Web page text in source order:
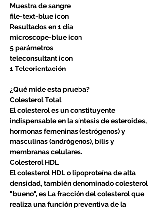
Muestra de sangre
file-text-blue icon
Resultados en 1 día
microscope-blue icon
5 parámetros
teleconsultant icon
1 Teleorientación
¿Qué mide esta prueba?
Colesterol Total
El colesterol es un constituyente
indispensable en la síntesis de esteroides,
hormonas femeninas (estrógenos) y
masculinas (andrógenos), bilis y
membranas celulares.
Colesterol HDL
El colesterol HDL o lipoproteína de alta
densidad, también denominado colesterol
"bueno", es La fracción del colesterol que
realiza una función preventiva de la